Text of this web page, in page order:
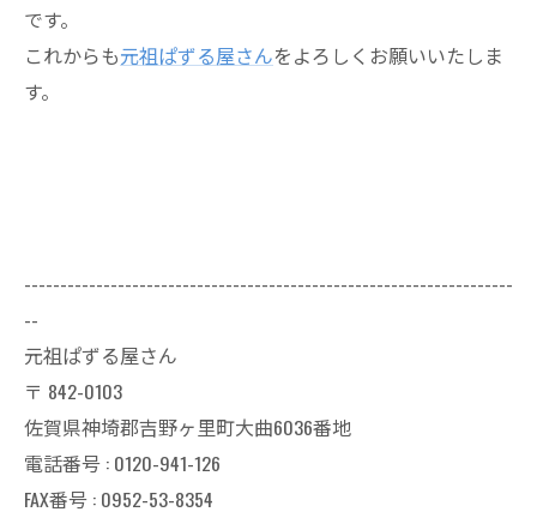
です。
これからも元祖ぱずる屋さんをよろしくお願いいたしま
す。
--------------------------------------------------------------------
--
元祖ぱずる屋さん
〒 842-0103
佐賀県神埼郡吉野ヶ里町大曲6036番地
電話番号 : 0120-941-126
FAX番号 : 0952-53-8354